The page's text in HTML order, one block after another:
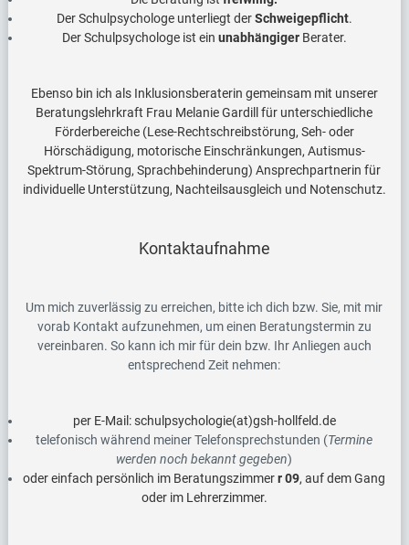
Der Schulpsychologe unterliegt derSchweigepflicht.
Der Schulpsychologe ist ein unabhängiger Berater.
Ebenso bin ich als Inklusionsberaterin gemeinsam mit unserer
Beratungslehrkraft Frau Melanie Gardill für unterschiedliche
Förderbereiche (Lese-Rechtschreibstörung, Seh- oder
Hörschädigung, motorische Einschränkungen, Autismus-
Spektrum-Störung, Sprachbehinderung) Ansprechpartnerin für
individuelle Unterstützung, Nachteilsausgleich und Notenschutz.
Kontaktaufnahme
Um mich zuverlässig zu erreichen, bitte ich dich bzw. Sie, mit mir
vorab Kontakt aufzunehmen, um einen Beratungstermin zu
vereinbaren. So kann ich mir für dein bzw. Ihr Anliegen auch
entsprechend Zeit nehmen:
per E-Mail: schulpsychologie(at)gsh-hollfeld.de
telefonisch während meiner Telefonsprechstunden (Termine
werden noch bekannt gegeben)
oder einfach persönlich im Beratungszimmerr 09, auf dem Gang
oder im Lehrerzimmer.